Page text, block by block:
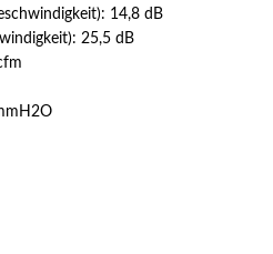
14,8 dB
25,5 dB